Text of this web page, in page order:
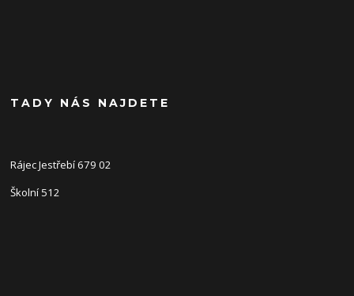
TADY NÁS NAJDETE
Rájec Jestřebí 679 02
Školní 512